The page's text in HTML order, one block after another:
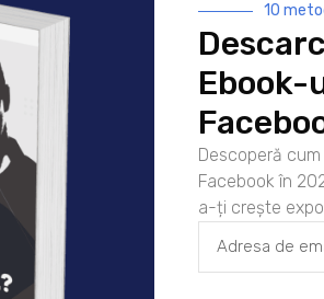
în
10
Ebook-
Descoperă
Facebook în
a-ți crește